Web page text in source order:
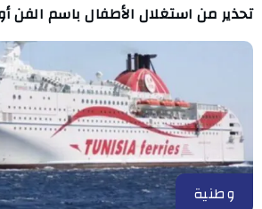
تحذير من استغلال الأطفال باسم الفن
وطنية